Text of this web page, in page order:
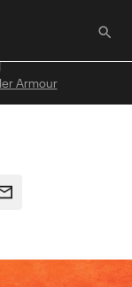
Armour